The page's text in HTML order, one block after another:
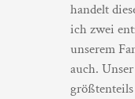
handelt
ich zwei
unserem
auch.